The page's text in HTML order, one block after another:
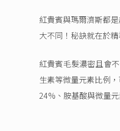
紅貴賓與瑪爾濟斯都
大不同！秘訣就在於
紅貴賓毛髮濃密且會
生素等微量元素比例
24%、胺基酸與微量